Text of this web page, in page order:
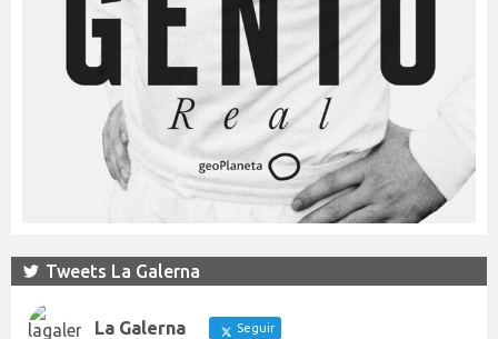
Tweets La Galerna
La Galerna Seguir